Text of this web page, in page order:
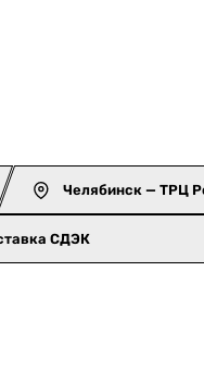
Челябинск — ТРЦ
СДЭК